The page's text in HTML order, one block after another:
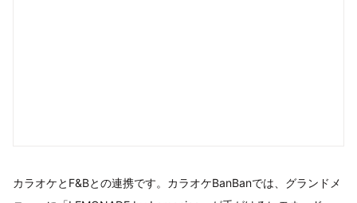
カラオケとF&Bとの連携です。カラオケBanBanでは、グランドメ